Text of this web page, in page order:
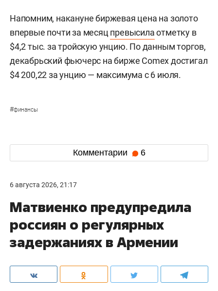
Напомним, накануне биржевая цена на золото
впервые почти за месяц превысилаотметку в
$4,2 тыс. за тройскую унцию. По данным торгов,
декабрьский фьючерс на бирже Comex достигал
$4 200,22 за унцию — максимума с 6 июля.
#финансы
Комментарии 6
6 августа 2026, 21:17
Матвиенко предупредила
россиян о регулярных
задержаниях в Армении